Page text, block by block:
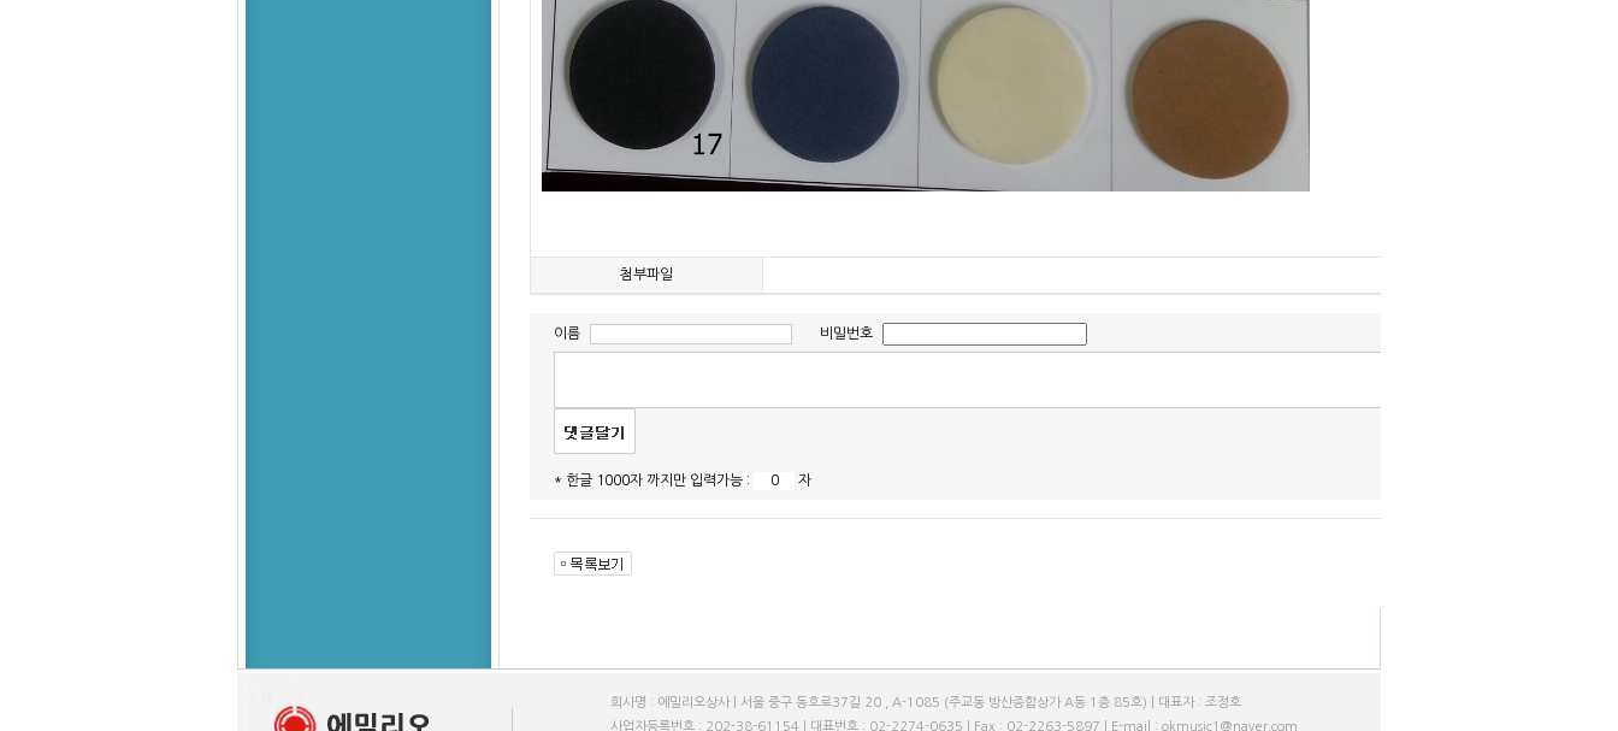
첨부파일
이름 비밀번호
* 한글 1000자 까지만 입력가능 : 자
회사명 : 에밀리오상사 | 서울 중구 동호로37길 20 , A-1085 (주교동 방산종합상가 A동 1층 85호) | 대표자 : 조정호
사업자등록번호 : 202-38-61154 | 대표번호 : 02-2274-0635 | Fax : 02-2263-5897 | E-mail : okmusic1@naver.com